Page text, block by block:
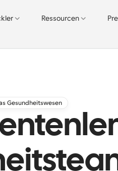
Ressourcen
Gesundheitswesen